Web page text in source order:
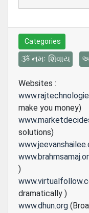
Categories
ૐ નમઃ શિવાય
Websites :
make you money)
solutions)
)
dramatically )
www.dhun.org